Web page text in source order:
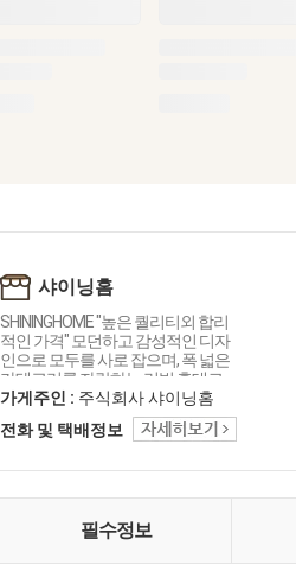
샤이닝홈
SHININGHOME "높은 퀄리티외 합리
적인 가격" 모던하고 감성적인 디자
인으로 모두를 사로 잡으며, 폭 넓은
카테고리를 자랑하는 리빙 홈데코
인테리어 샤이닝홈입니다.
가게주인 : 주식회사 샤이닝홈
전화 및 택배정보
필수정보